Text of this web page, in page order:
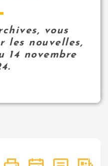
vous
les nouvelles,
14 novembre